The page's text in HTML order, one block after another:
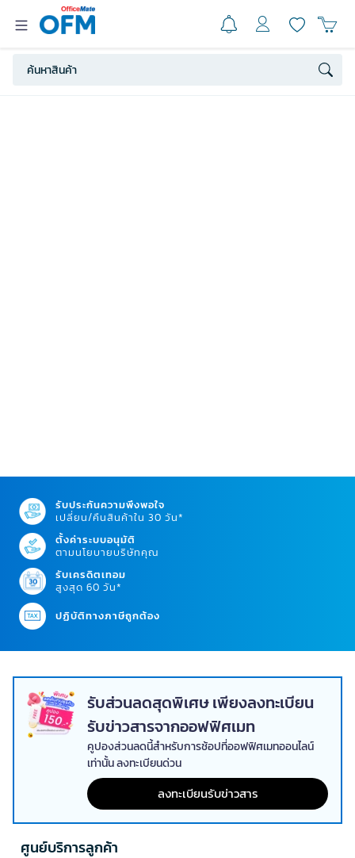
รับประกันความพึงพอใจ
เปลี่ยน/คืนสินค้าใน 30 วัน*
ตั้งค่าระบบอนุมัติ
ตามนโยบายบริษัทคุณ
รับเครดิตเทอม
สูงสุด 60 วัน*
ปฏิบัติทางภาษีถูกต้อง
รับส่วนลดสุดพิเศษ เพียงลงทะเบียน
รับข่าวสารจากออฟฟิศเมท
คูปองส่วนลดนี้สำหรับการช้อปที่ออฟฟิศเมทออนไลน์
เท่านั้น ลงทะเบียนด่วน
ลงทะเบียนรับข่าวสาร
ศูนย์บริการลูกค้า